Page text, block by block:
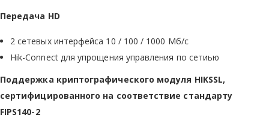
Передача HD
2 cетевых интерфейса 10 / 100 / 1000 Mб/с
Hik-Connect для упрощения управления по сетиью
Поддержка криптографического модуля HIKSSL,
сертифицированного на соответствие стандарту
FIPS140-2